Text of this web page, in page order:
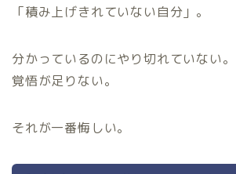
「積み上げきれていない自分」。
分かっているのにやり切れていない。
覚悟が足りない。
それが一番悔しい。